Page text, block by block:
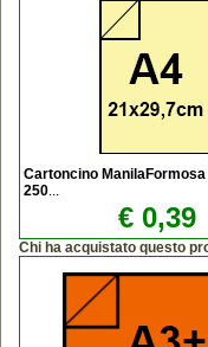
Cartoncino ManilaFormosa
250...
€ 0,39
Chi ha acquistato questo